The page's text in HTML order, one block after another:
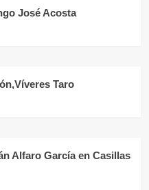
José Acosta
Taro
Alfaro García en Casillas